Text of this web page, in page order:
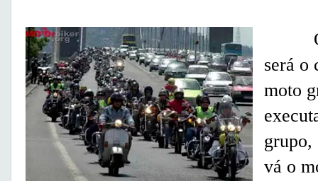
O
será o
moto
grupo,
vá o